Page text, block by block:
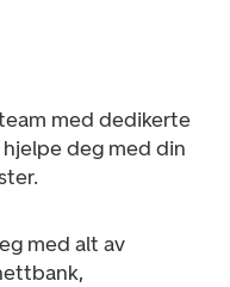
med dedikerte
deg med din
med alt av